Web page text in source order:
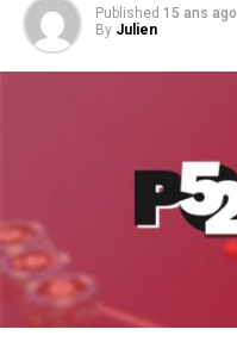
Published 15 ans ago
By Julien